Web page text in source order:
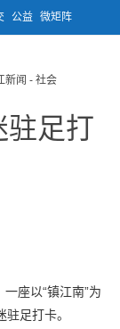
公益 微矩阵
新闻 - 社会
驻足打
座以“镇江南”为
足打卡。